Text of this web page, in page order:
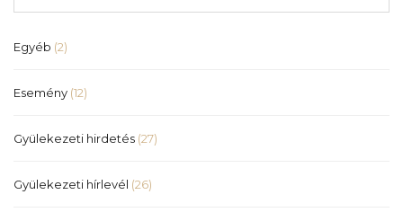
Egyéb (2)
Esemény (12)
Gyülekezeti hirdetés (27)
Gyülekezeti hírlevél (26)